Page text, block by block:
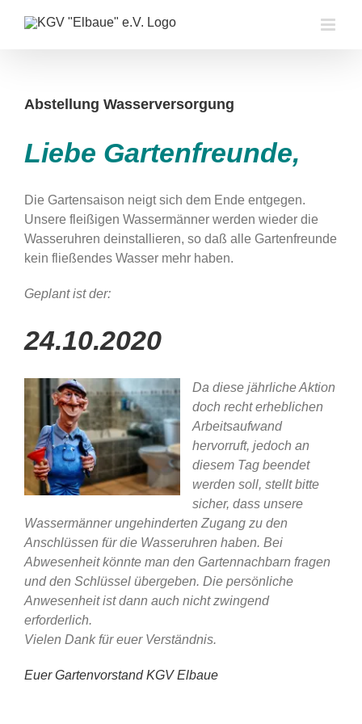
Inhalt
Abstellung Wasserversorgung
Liebe Gartenfreunde,
Die Gartensaison neigt sich dem Ende entgegen.
Unsere fleißigen Wassermänner werden wieder die
Wasseruhren deinstallieren, so daß alle Gartenfreunde
kein fließendes Wasser mehr haben.
Geplant ist der:
24.10.2020
Da diese jährliche Aktion
doch recht erheblichen
Arbeitsaufwand
hervorruft, jedoch an
diesem Tag beendet
werden soll, stellt bitte
sicher, dass unsere
Wassermänner ungehinderten Zugang zu den
Anschlüssen für die Wasseruhren haben. Bei
Abwesenheit könnte man den Gartennachbarn fragen
und den Schlüssel übergeben. Die persönliche
Anwesenheit ist dann auch nicht zwingend
erforderlich.
Vielen Dank für euer Verständnis.
Euer Gartenvorstand KGV Elbaue